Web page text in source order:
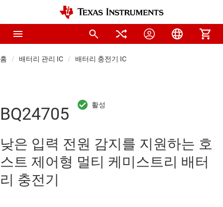
홈 배터리 관리 IC 배터리 충전기 IC
BQ24705
낮은 입력 전원 감지를 지원하는 호
스트 제어형 멀티 케미스트리 배터
리 충전기